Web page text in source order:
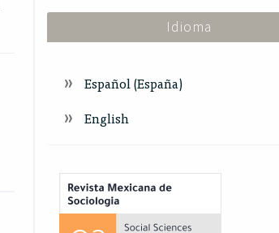
Idioma
Español (España)
English
Index